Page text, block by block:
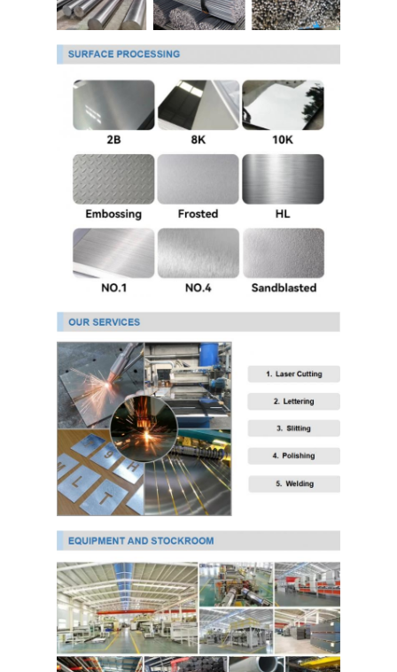
Over Ons
Fabriekstour
Neem contact met ons op
Nieuws
koudgewalst roestvrij staalblad
Koudgewalste Roestvrij staalrol
warmgewalst roestvrij staalblad
Warmgewalste Roestvrij staalrol
304 roestvrij staalplaat
304 roestvrij staalpijp
316L roestvrij staalplaat
2205 Plaat van roestvrij staal
Opgepoetste Roestvrij staalplaat
decoratieve ruiten van roestvrij staal